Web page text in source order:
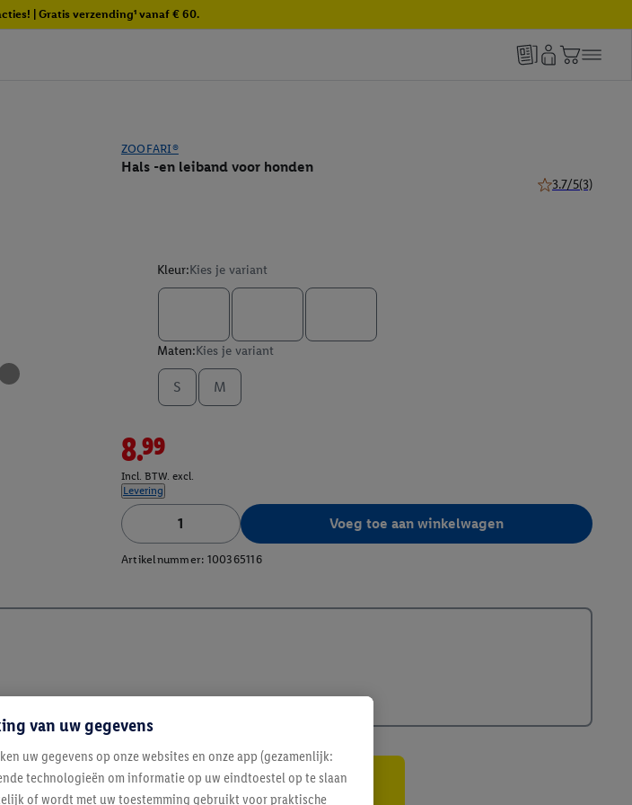
| Gratis verzending¹ vanaf € 60.
ZOOFARI®
Hals -en leiband voor honden
3.7/5(3)
Kleur:Kies je variant
Maten:Kies je variant
S M
8.99
Incl. BTW. excl.
Levering
Voeg toe aan winkelwagen
Artikelnummer: 100365116
van uw gegevens
uw gegevens op onze websites en onze app (gezamenlijk:
technologieën om informatie op uw eindtoestel op te slaan
of wordt met uw toestemming gebruikt voor praktische